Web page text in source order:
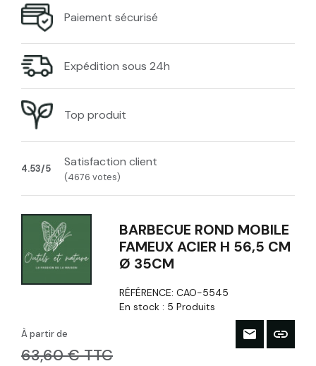
Paiement sécurisé
Expédition sous 24h
Top produit
4.53/5 Satisfaction client
(4676 votes)
BARBECUE ROND MOBILE
FAMEUX ACIER H 56,5 CM
Ø 35CM
RÉFÉRENCE:CAO-5545
En stock : 5 Produits
À partir de
63,60 € TTC